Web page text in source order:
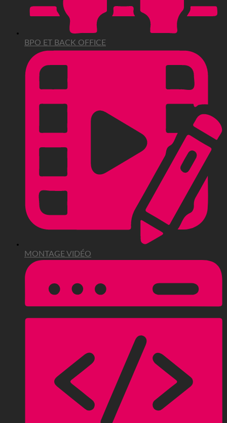
BPO ET BACK OFFICE
MONTAGE VIDÉO